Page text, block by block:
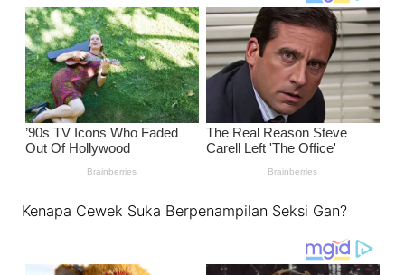
Kenapa Cewek Suka Berpenampilan Seksi Gan?